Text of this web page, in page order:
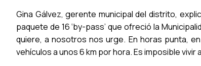
Gina Gálvez, gerente municipal del distrito,
paquete de 16 ‘by-pass’ que ofreció la
quiere, a nosotros nos urge. En horas punta,
vehículos a unos 6 km por hora. Es imposible vivir